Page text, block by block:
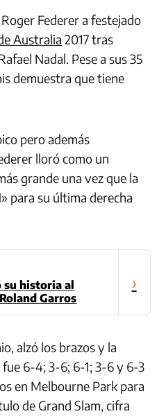
Federer a festejado
Australia 2017 tras
Nadal. Pese a sus 35
demuestra que tiene
pero además
lloró como un
grande una vez que la
para su última derecha
historia al
Garros
›
alzó los brazos y la
fue 6-4; 3-6; 6-1; 3-6 y 6-3
en Melbourne Park para
de Grand Slam, cifra